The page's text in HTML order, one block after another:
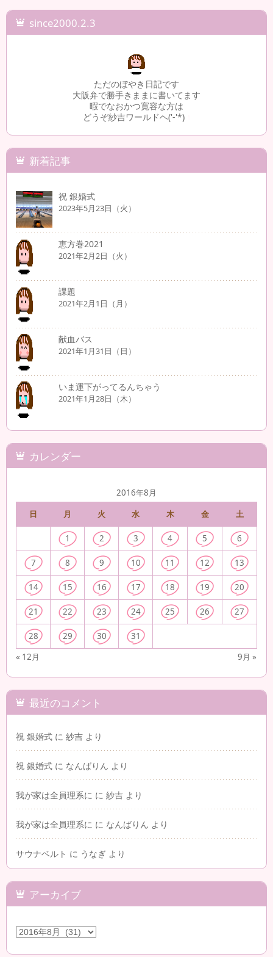
since2000.2.3
ただのぼやき日記です
大阪弁で勝手きままに書いてます
暇でなおかつ寛容な方は
どうぞ紗吉ワールドヘ('-'*)
新着記事
祝 銀婚式
2023年5月23日（火）
恵方巻2021
2021年2月2日（火）
課題
2021年2月1日（月）
献血バス
2021年1月31日（日）
いま運下がってるんちゃう
2021年1月28日（木）
カレンダー
2016年8月
日
月 火 水 木 金 土
« 12月 9月 »
1 2 3 4 5 6
7 8 9 10 11 12 13
14 15 16 17 18 19 20
21 22 23 24 25 26 27
28 29 30 31
最近のコメント
祝 銀婚式 に 紗吉 より
祝 銀婚式 に なんばりん より
我が家は全員理系に に 紗吉 より
我が家は全員理系に に なんばりん より
サウナベルト に うなぎ より
アーカイブ
ア
カ